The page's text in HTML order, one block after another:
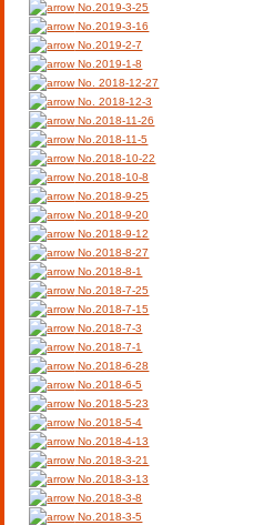
No.2019-3-25
No.2019-3-16
No.2019-2-7
No.2019-1-8
No. 2018-12-27
No. 2018-12-3
No.2018-11-26
No.2018-11-5
No.2018-10-22
No.2018-10-8
No.2018-9-25
No.2018-9-20
No.2018-9-12
No.2018-8-27
No.2018-8-1
No.2018-7-25
No.2018-7-15
No.2018-7-3
No.2018-7-1
No.2018-6-28
No.2018-6-5
No.2018-5-23
No.2018-5-4
No.2018-4-13
No.2018-3-21
No.2018-3-13
No.2018-3-8
No.2018-3-5